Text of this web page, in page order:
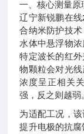
一、核心测量原
辽宁新锐鹏在线
合纳米防护技
水体中悬浮物
特定波长的红
物颗粒会对光
浓度呈正相关
强，反之则越弱
为适配工况，
提升电极的抗